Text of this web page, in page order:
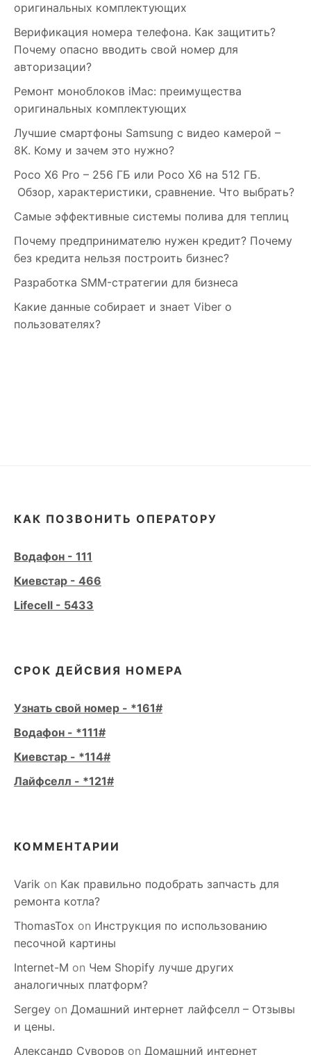
оригинальных комплектующих
Верификация номера телефона. Как защитить?
Почему опасно вводить свой номер для
авторизации?
Ремонт моноблоков iMac: преимущества
оригинальных комплектующих
Лучшие смартфоны Samsung c видео камерой –
8K. Кому и зачем это нужно?
Poco X6 Pro – 256 ГБ или Poco X6 на 512 ГБ.
Обзор, характеристики, сравнение. Что выбрать?
Самые эффективные системы полива для теплиц
Почему предпринимателю нужен кредит? Почему
без кредита нельзя построить бизнес?
Разработка SMM-стратегии для бизнеса
Какие данные собирает и знает Viber о
пользователях?
КАК ПОЗВОНИТЬ ОПЕРАТОРУ
Водафон - 111
Киевстар - 466
Lifecell - 5433
СРОК ДЕЙСВИЯ НОМЕРА
Узнать свой номер - *161#
Водафон - *111#
Киевстар - *114#
Лайфселл - *121#
КОММЕНТАРИИ
Varik on Как правильно подобрать запчасть для
ремонта котла?
ThomasTox on Инструкция по использованию
песочной картины
Internet-M on Чем Shopify лучше других
аналогичных платформ?
Sergey on Домашний интернет лайфселл – Отзывы
и цены.
Александр Суворов on Домашний интернет